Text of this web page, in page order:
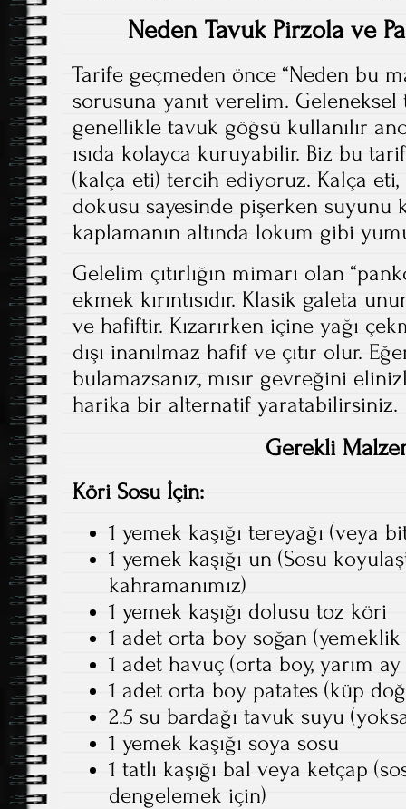
Neden Tavuk Pirzola ve
Tarife geçmeden önce “Neden bu
sorusuna yanıt verelim.
genellikle tavuk göğsü kullanılır
ısıda kolayca kuruyabilir. Biz bu
(kalça eti) tercih ediyoruz. Kalça
dokusu sayesinde pişerken suyunu
kaplamanın altında lokum gibi
Gelelim çıtırlığın mimarı olan
ekmek kırıntısıdır. Klasik galeta
ve hafiftir. Kızarırken içine yağı
dışı inanılmaz hafif ve çıtır olur.
bulamazsanız, mısır gevreğini
harika bir alternatif yaratabilirsiniz.
Gerekli
Köri Sosu İçin:
1 yemek kaşığı tereyağı (veya
1 yemek kaşığı un (Sosu
kahramanımız)
1 yemek kaşığı dolusu toz köri
1 adet orta boy soğan (yemeklik
1 adet havuç (orta boy, yarım
1 adet orta boy patates (küp
2.5 su bardağı tavuk suyu
1 yemek kaşığı soya sosu
1 tatlı kaşığı bal veya ketçap
dengelemek için)